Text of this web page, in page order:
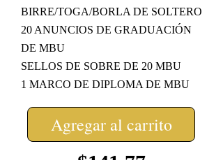
BIRRE/TOGA/BORLA DE SOLTERO
20 ANUNCIOS DE GRADUACIÓN
DE MBU
SELLOS DE SOBRE DE 20 MBU
1 MARCO DE DIPLOMA DE MBU
Agregar al carrito